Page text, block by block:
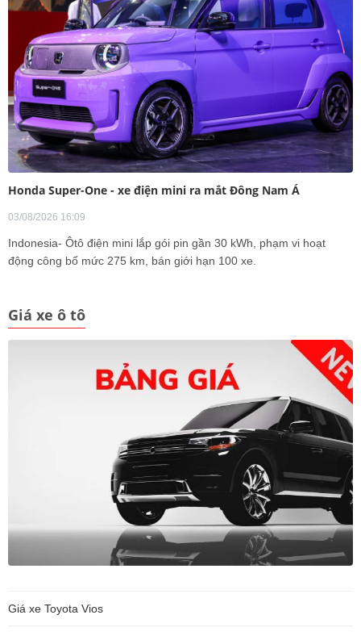
Honda Super-One - xe điện mini ra mắt Đông Nam Á
03/08/2026 16:09
Indonesia- Ôtô điện mini lắp gói pin gần 30 kWh, phạm vi hoạt
động công bố mức 275 km, bán giới hạn 100 xe.
Giá xe ô tô
Giá xe Toyota Vios